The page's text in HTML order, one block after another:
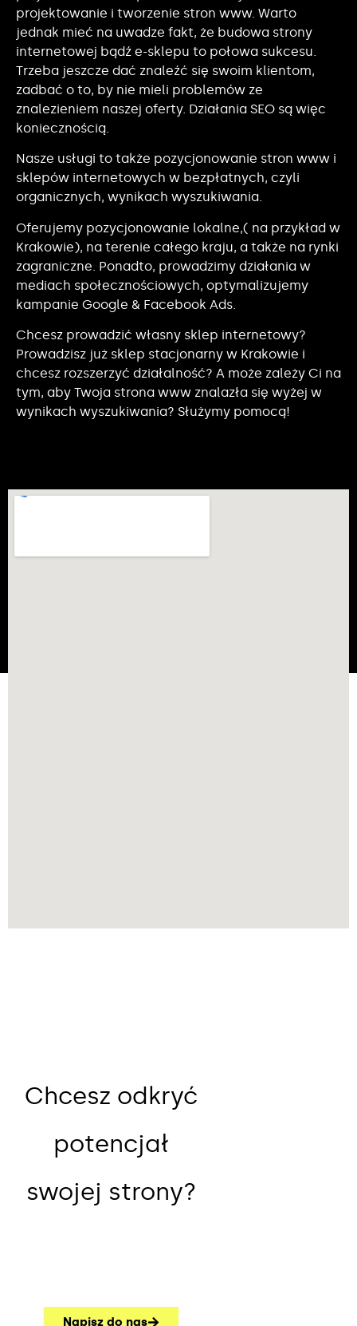
projektowanie i tworzenie stron www. Warto
jednak mieć na uwadze fakt, że budowa strony
internetowej bądź e-sklepu to połowa sukcesu.
Trzeba jeszcze dać znaleźć się swoim klientom,
zadbać o to, by nie mieli problemów ze
znalezieniem naszej oferty. Działania SEO są więc
koniecznością.
Nasze usługi to także pozycjonowanie stron www i
sklepów internetowych w bezpłatnych, czyli
organicznych, wynikach wyszukiwania.
Oferujemy pozycjonowanie lokalne,( na przykład w
Krakowie), na terenie całego kraju, a także na rynki
zagraniczne. Ponadto, prowadzimy działania w
mediach społecznościowych, optymalizujemy
kampanie Google & Facebook Ads.
Chcesz prowadzić własny sklep internetowy?
Prowadzisz już sklep stacjonarny w Krakowie i
chcesz rozszerzyć działalność? A może zależy Ci na
tym, aby Twoja strona www znalazła się wyżej w
wynikach wyszukiwania? Służymy pomocą!
Chcesz odkryć
potencjał
swojej strony?
Napisz do nas